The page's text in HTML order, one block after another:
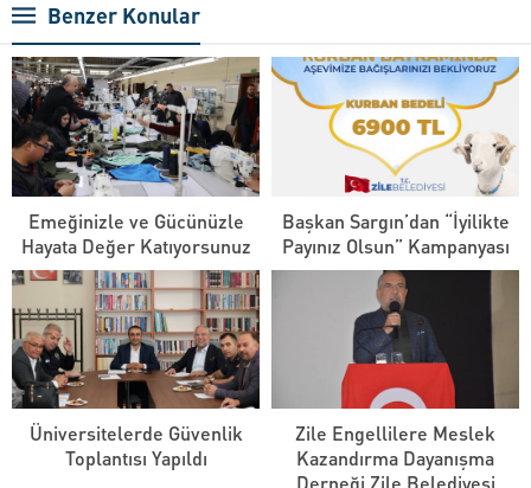
Benzer Konular
Emeğinizle ve Gücünüzle
Hayata Değer Katıyorsunuz
Başkan Sargın’dan “İyilikte
Payınız Olsun” Kampanyası
Üniversitelerde Güvenlik
Toplantısı Yapıldı
Zile Engellilere Meslek
Kazandırma Dayanışma